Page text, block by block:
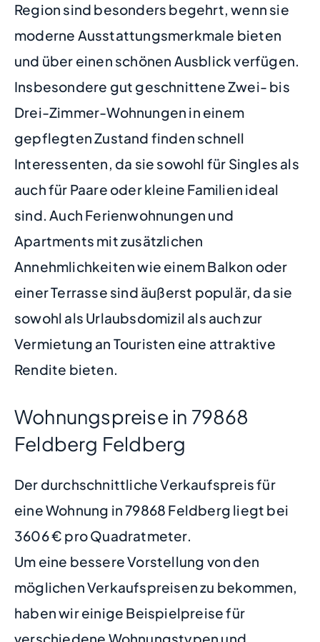
Region sind besonders begehrt, wenn sie
moderne Ausstattungsmerkmale bieten
und über einen schönen Ausblick verfügen.
Insbesondere gut geschnittene Zwei- bis
Drei-Zimmer-Wohnungen in einem
gepflegten Zustand finden schnell
Interessenten, da sie sowohl für Singles als
auch für Paare oder kleine Familien ideal
sind. Auch Ferienwohnungen und
Apartments mit zusätzlichen
Annehmlichkeiten wie einem Balkon oder
einer Terrasse sind äußerst populär, da sie
sowohl als Urlaubsdomizil als auch zur
Vermietung an Touristen eine attraktive
Rendite bieten.
Wohnungspreise in 79868
Feldberg Feldberg
Der durchschnittliche Verkaufspreis für
eine Wohnung in 79868 Feldberg liegt bei
3606 € pro Quadratmeter.
Um eine bessere Vorstellung von den
möglichen Verkaufspreisen zu bekommen,
haben wir einige Beispielpreise für
verschiedene Wohnungstypen und